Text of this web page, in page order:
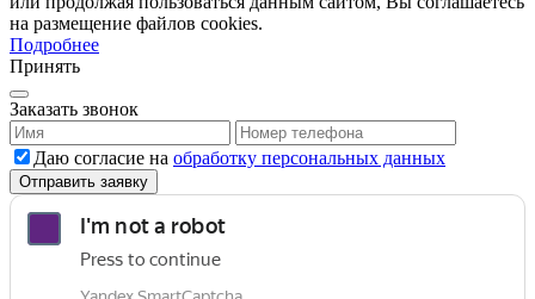
на размещение файлов сookies.
Подробнее
Принять
Заказать звонок
Даю согласие на обработку персональных данных